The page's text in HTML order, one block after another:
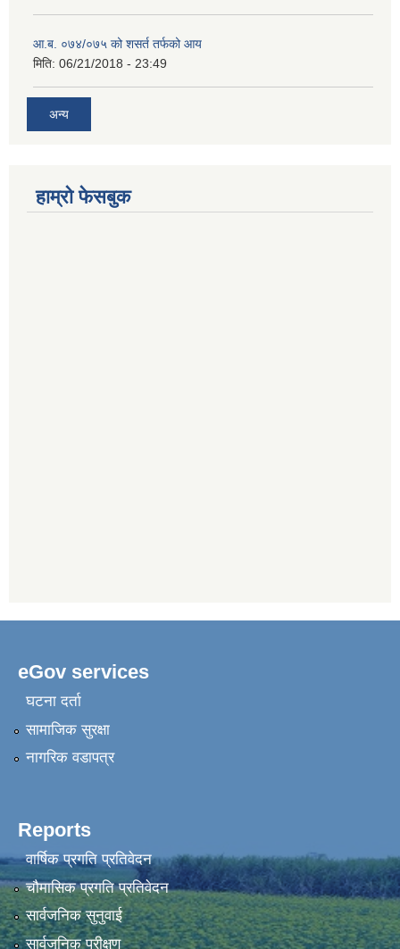
आ.ब. ०७४/०७५ को शसर्त तर्फको आय
मिति: 06/21/2018 - 23:49
अन्य
हाम्रो फेसबुक
eGov services
घटना दर्ता
सामाजिक सुरक्षा
नागरिक वडापत्र
Reports
वार्षिक प्रगति प्रतिवेदन
चौमासिक प्रगति प्रतिवेदन
सार्वजनिक सुनुवाई
सार्वजनिक परीक्षण